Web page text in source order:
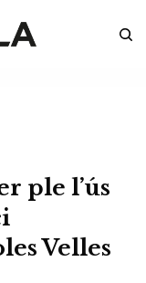
ple l’ús
Velles